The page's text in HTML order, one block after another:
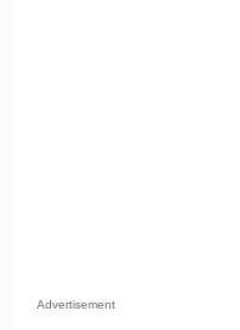
Advertisement